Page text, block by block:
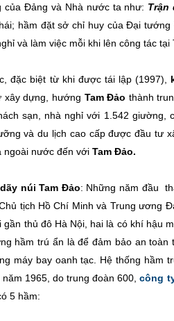
của Đảng và Nhà nước ta như: Trận
hầm đặt sở chỉ huy của Đại
và làm việc mỗi khi lên công tác tại
đặc biệt từ khi được tái lập (1997),
xây dựng, hướng Tam Đảo thành
sạn, nhà nghỉ với 1.542 giường,
và du lịch cao cấp được đầu tư
ngoài nước đến với Tam Đảo.
dãy núi Tam Đảo: Những năm đầu
tịch Hồ Chí Minh và Trung ương
thủ đô Hà Nội, hai là có khí hậu
hầm trú ẩn là để đảm bảo an
máy bay oanh tạc. Hệ thống hầm
1965, do trung đoàn 600, công
5 hầm: